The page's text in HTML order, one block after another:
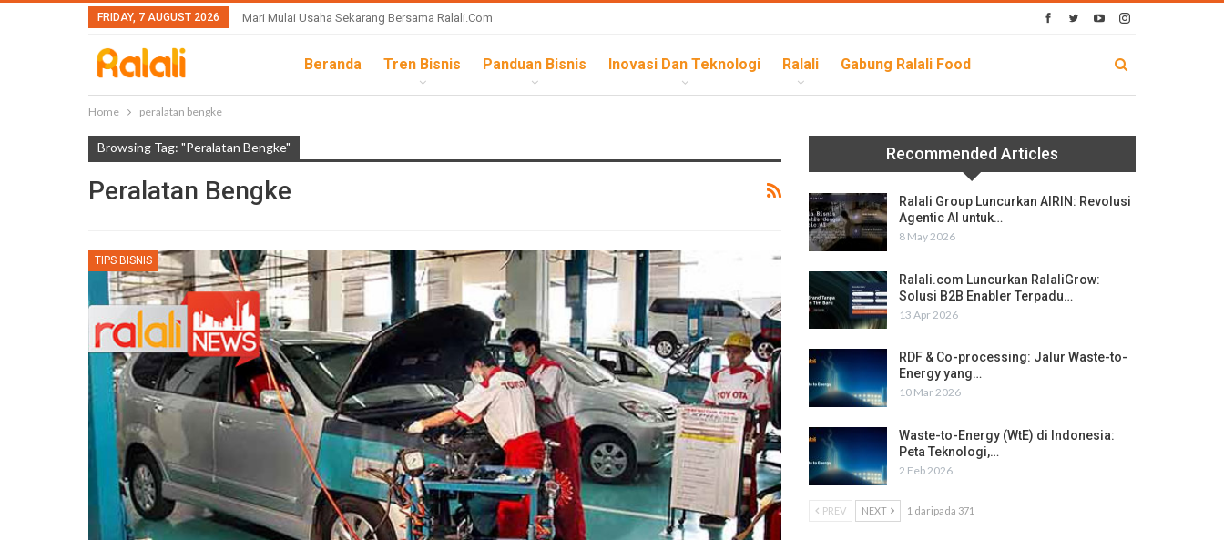
FRIDAY, 7 AUGUST 2026 Mari Mulai Usaha Sekarang Bersama Ralali.com
Beranda Tren Bisnis Panduan Bisnis Inovasi Dan Teknologi Ralali Gabung Ralali Food
Home peralatan bengke
Browsing Tag: "peralatan Bengke"
Peralatan Bengke
TIPS BISNIS
Recommended Articles
Ralali Group Luncurkan AIRIN: Revolusi
Agentic AI untuk…
8 May 2026
Ralali.com Luncurkan RalaliGrow:
Solusi B2B Enabler Terpadu…
13 Apr 2026
RDF & Co-processing: Jalur Waste-to-
Energy yang…
10 Mar 2026
Waste-to-Energy (WtE) di Indonesia:
Peta Teknologi,…
2 Feb 2026
PREV NEXT 1 daripada 371